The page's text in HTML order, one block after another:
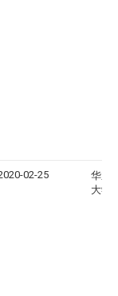
02-25
华东
大学